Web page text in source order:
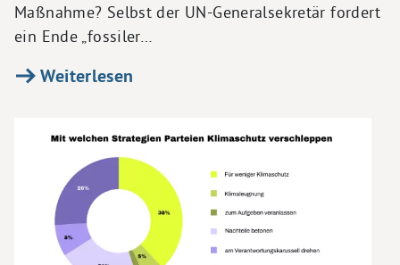
Maßnahme? Selbst der UN-Generalsekretär fordert
ein Ende „fossiler…
Weiterlesen